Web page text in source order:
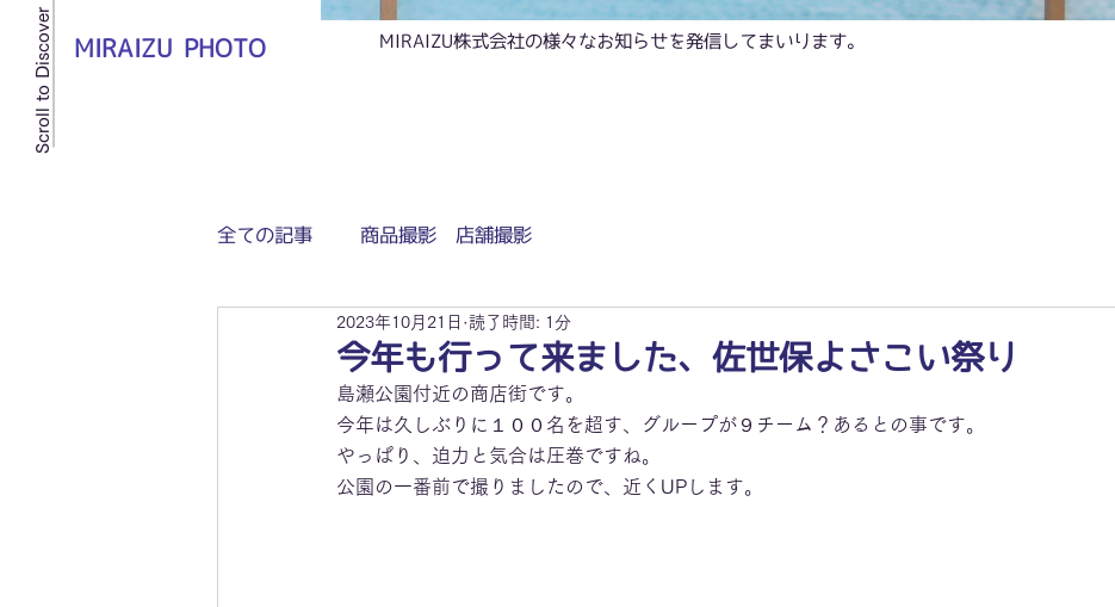
MIRAIZU PHOTO
Scroll to Discover MIRAIZU株式会社の様々なお知らせを発信してまいります。
全ての記事 商品撮影 店舗撮影
今年も行って来ました、佐世保よさこい祭り
2023年10月21日 読了時間: 1分
島瀬公園付近の商店街です。
今年は久しぶりに１００名を超す、グループが９チーム？あるとの事です。
やっぱり、迫力と気合は圧巻ですね。
公園の一番前で撮りましたので、近くUPします。